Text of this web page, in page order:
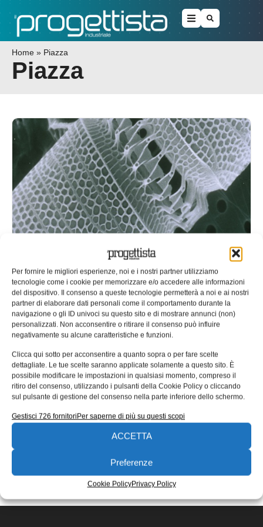
Per fornire le migliori esperienze, noi e i nostri partner utilizziamo
tecnologie come i cookie per memorizzare e/o accedere alle informazioni
del dispositivo. Il consenso a queste tecnologie permetterà a noi e ai nostri
partner di elaborare dati personali come il comportamento durante la
navigazione o gli ID univoci su questo sito e di mostrare annunci (non)
personalizzati. Non acconsentire o ritirare il consenso può influire
negativamente su alcune caratteristiche e funzioni.
Clicca qui sotto per acconsentire a quanto sopra o per fare scelte
dettagliate. Le tue scelte saranno applicate solamente a questo sito. È
possibile modificare le impostazioni in qualsiasi momento, compreso il
ritiro del consenso, utilizzando i pulsanti della Cookie Policy o cliccando
sul pulsante di gestione del consenso nella parte inferiore dello schermo.
Gestisci 726 fornitoriPer saperne di più su questi scopi
ACCETTA
Preferenze
Cookie PolicyPrivacy Policy
Home » Piazza
Piazza
Perché l’economia circolare e le
nanotecnologie sono utili al
business?
Intervista a Stefania Truffa e Massimo Perucca di Project
360-Hub, coordinatori della “Piazza dei Materiali e
Nanotecnologie”, che rispondono ad
EDICOLA WEB
ISCRIVITI ALLA NEWSLETTER